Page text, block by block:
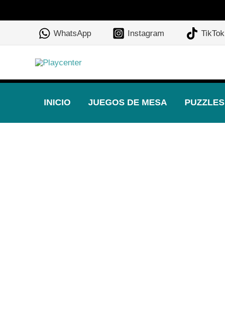
al
WhatsApp Instagram TikTok
INICIO JUEGOS DE MESA PUZZLES